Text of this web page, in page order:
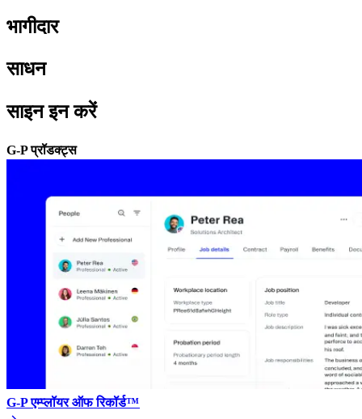
भागीदार​​
साधन​​
साइन इन करें​​
G-P प्रॉडक्ट्स​​
G-P एम्प्लॉयर ऑफ रिकॉर्ड™​​